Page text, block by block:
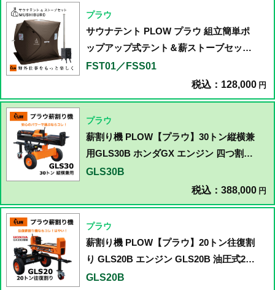
プラウ
サウナテント PLOW プラウ 組立簡単ポ
ップアップ式テント＆薪ストーブセット
【FST01／FSS01】
FST01／FSS01
税込：128,000 円
プラウ
薪割り機 PLOW【プラウ】30トン縦横兼
用GLS30B ホンダGX エンジン 四つ割り
アタッチメント付き
GLS30B
税込：388,000 円
プラウ
薪割り機 PLOW【プラウ】20トン往復割
り GLS20B エンジン GLS20B 油圧式20
トン 4つ割り刃付属
GLS20B